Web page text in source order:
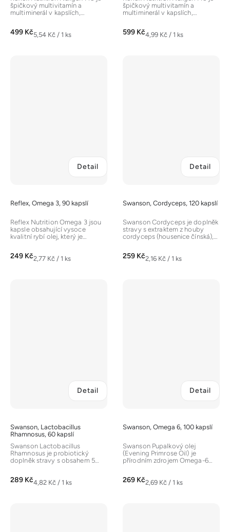
499 KčMěrná
5,54 Kč / 1 ks
špičkový multivitamín a
multiminerál v kapslích,
599 KčMěrná
4,99 Kč / 1 ks
špičkový multivitamín a
multiminerál v kapslích,
Reflex, Omega 3, 90 kapslí
249 KčMěrná
2,77 Kč / 1 ks
Detail
Reflex Nutrition Omega 3 jsou
kapsle obsahující vysoce
kvalitní rybí olej, který je
Swanson, Cordyceps, 120 kapslí
259 KčMěrná
2,16 Kč / 1 ks
Detail
Swanson Cordyceps je doplněk
stravy s extraktem z houby
cordyceps (housenice čínská),
Swanson, Lactobacillus
Rhamnosus, 60 kapslí
289 KčMěrná
4,82 Kč / 1 ks
Detail
Swanson Lactobacillus
Rhamnosus je probiotický
doplněk stravy s obsahem 5
Swanson, Omega 6, 100 kapslí
269 KčMěrná
2,69 Kč / 1 ks
Detail
Swanson Pupalkový olej
(Evening Primrose Oil) je
přírodním zdrojem Omega-6